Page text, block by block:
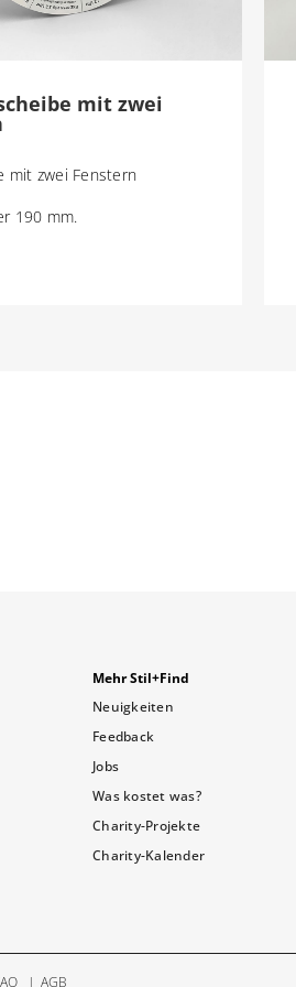
mit zwei
mit zwei Fenstern
190 mm.
Mehr Stil+Find
Neuigkeiten
Feedback
Jobs
Was kostet was?
Charity-Projekte
Charity-Kalender
AGB